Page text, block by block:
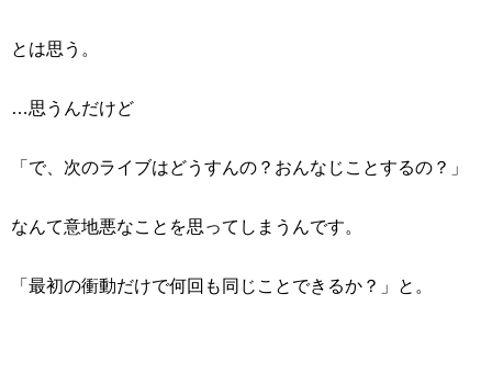
とは思う。
…思うんだけど
「で、次のライブはどうすんの？おんなじことするの？」
なんて意地悪なことを思ってしまうんです。
「最初の衝動だけで何回も同じことできるか？」と。